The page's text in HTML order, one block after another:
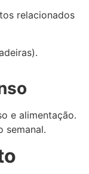
relacionados
e alimentação.
semanal.